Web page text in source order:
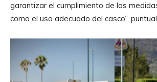
garantizar el cumplimiento de las
como el uso adecuado del casco”,